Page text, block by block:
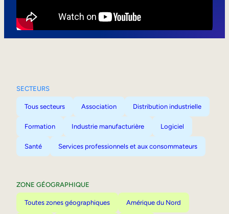
SECTEURS
Tous secteurs Association Distribution industrielle
Formation Industrie manufacturière Logiciel
Santé Services professionnels et aux consommateurs
ZONE GÉOGRAPHIQUE
Toutes zones géographiques Amérique du Nord